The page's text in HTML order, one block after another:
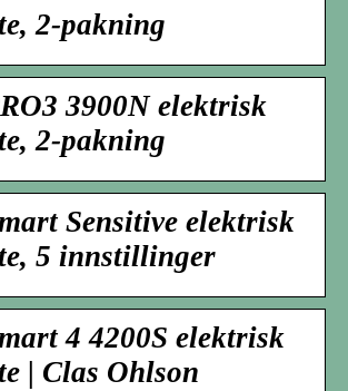
2-pakning
3900N elektrisk
2-pakning
Sensitive elektrisk
5 innstillinger
4 4200S elektrisk
| Clas Ohlson